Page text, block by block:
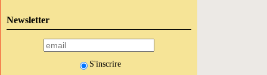
Newsletter
S'inscrire